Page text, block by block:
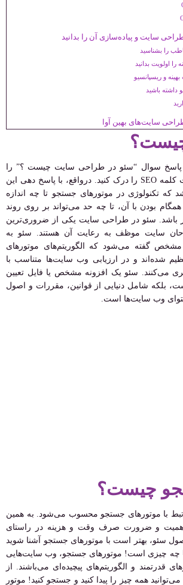
سایت و پیاده‌سازی آن را بدانید
سایت‌های بهین آوا
پاسخ سوال “سئو در طراحی سایت چیست ؟” را
بدانید، بهتر است ماهیت کلمه SEO را درک کنید. درواقع، با پاسخ دهی این
که تکنولوژی در موتورهای جستجو تا چه اندازه
بودن با آن، تا چه حد می‌تواند بر روی روند
باشد. سئو در طراحی سایت یکی از ضروری‌ترین
سایت موظف به رعایت آن هستند. سئو به
مشخص گفته می‌شود که الگوریتم‌های موتورهای
شده‌اند و در ارزیابی وب سایت‌ها متناسب با
می‌کنند. سئو یک افزونه مشخص یا فایل تعیین
بلکه شامل دنیایی از قوانین، مقررات و اصول
وب سایت‌ها است.
چیست؟
با موتورهای جستجو محسوب می‌شود. به همین
اهمیت و ضرورت صرف وقت و هزینه در راستای
سئو، بهتر است با موتورهای جستجو آشنا شوید
چه چیزی است! موتورهای جستجو، وب سایت‌هایی
قدرتمند و الگوریتم‌های پیچیده‌ای می‌باشند. از
همه چیز را پیدا کنید و جستجو کنید! موتور